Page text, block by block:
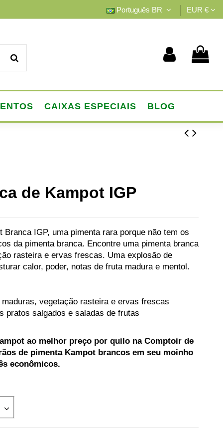
Português BR EUR €
CAIXAS ESPECIAIS BLOG
de Kampot IGP
Branca IGP, uma pimenta rara porque não tem os
da pimenta branca. Encontre uma pimenta branca
rasteira e ervas frescas. Uma explosão de
calor, poder, notas de fruta madura e mentol.
vegetação rasteira e ervas frescas
pratos salgados e saladas de frutas
ao melhor preço por quilo na Comptoir de
de pimenta Kampot brancos em seu moinho
econômicos.